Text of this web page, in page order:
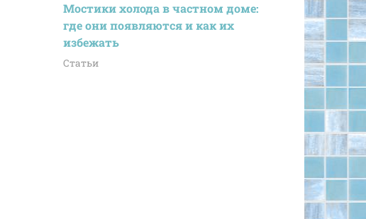
Мостики холода в частном доме:
где они появляются и как их
избежать
Статьи